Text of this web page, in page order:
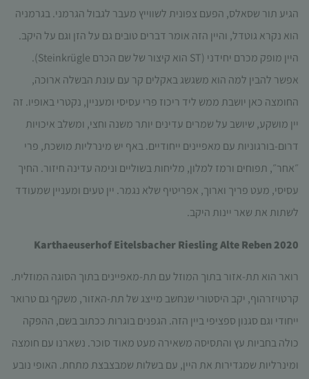
הגיע תור שסאלס, הפעם צפונית לשווייץ מעבר לגבול הגרמני. בגרמניה
הוא נקרא גוטדל, והיין הזה אומר דברים טובים גם על הזן וגם על היקב.
היין מופק מכרם יחידני (ST הוא קיצור של שם הכרם Steinkrügle).
אפשר להבין למה הוא משגשג באקלים קר עם עונת הבשלה ארוכה,
החומצה כאן יושבת ממש ליד ריכוז פרי עסיסי ומעניין, נקטרי באופיו. זה
יין מושקע, שיושב על שמרים עדינים יותר משנה וחצי, ומשלב איכויות
דרום-בורגוניות עם מאפיינים ייחודיים. באף יש מינרליות מושכת, פרי
״אחר״, תפוחים ורמז למלון, מליחות בשוליים ונימה עדינה חיזור. החיך
עסיסי, מעט פריך וארוך, אפריטיף שלא נגמר. יין טעים ומעניין שמעודד
לשתות את שאר יינות היקב.
Karthaeuserhof Eitelsbacher Riesling Alte Reben 2020
רואר הוא תת-אזור בתוך המוזל עם תת-מאפיינים בתוך הסוגה המוזלית.
קרטויזרהוף, יקב היסטורי שנחשב מייצג של תת-האזור, משקף גם טרואר
ייחודי וגם סגנון ספציפי ביין הזה. הגפנים בוגרות ככתוב בשם, ההפקה
כולה בחביות עץ והתסיסה משאירה מעט מאוד סוכר. נשארנו עם חומצה
ומינרליות שמגדירות את היין, עם בשלות שמבצבצת מתחת. האופי נובע